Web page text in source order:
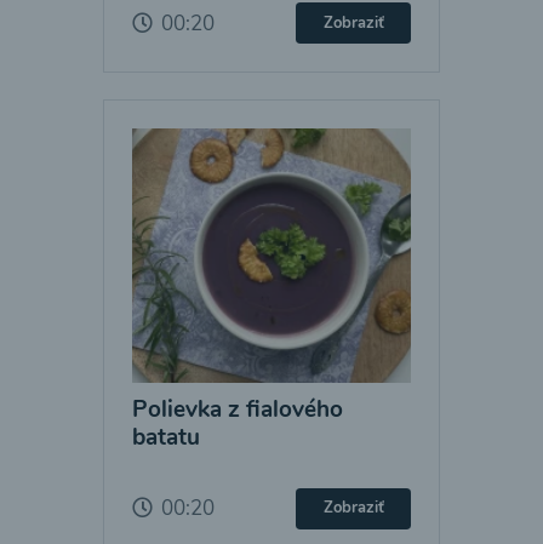
00:20 Zobraziť
Polievka z fialového
batatu
00:20 Zobraziť